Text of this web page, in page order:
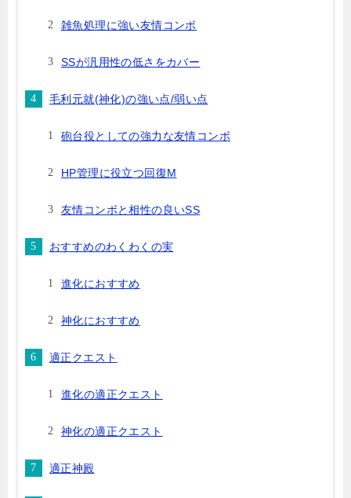
雑魚処理に強い友情コンボ
SSが汎用性の低さをカバー
毛利元就(神化)の強い点/弱い点
砲台役としての強力な友情コンボ
HP管理に役立つ回復M
友情コンボと相性の良いSS
おすすめのわくわくの実
進化におすすめ
神化におすすめ
適正クエスト
進化の適正クエスト
神化の適正クエスト
適正神殿